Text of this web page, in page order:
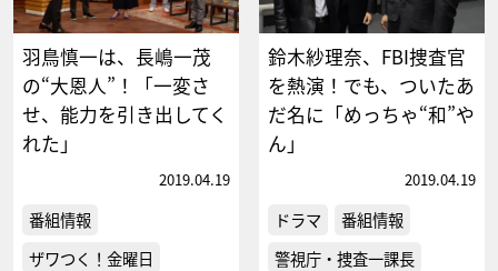
羽鳥慎一は、長嶋一茂
の“大恩人”！「一変さ
せ、能力を引き出してく
れた」
2019.04.19
番組情報
ザワつく！金曜日
鈴木紗理奈、FBI捜査官
を熱演！でも、ついたあ
だ名に「めっちゃ“和”や
ん」
2019.04.19
ドラマ
番組情報
警視庁・捜査一課長